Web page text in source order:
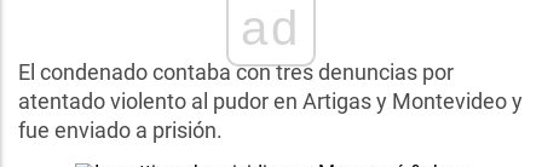
ad
El condenado contaba con tres denuncias por
atentado violento al pudor en Artigas y Montevideo y
fue enviado a prisión.